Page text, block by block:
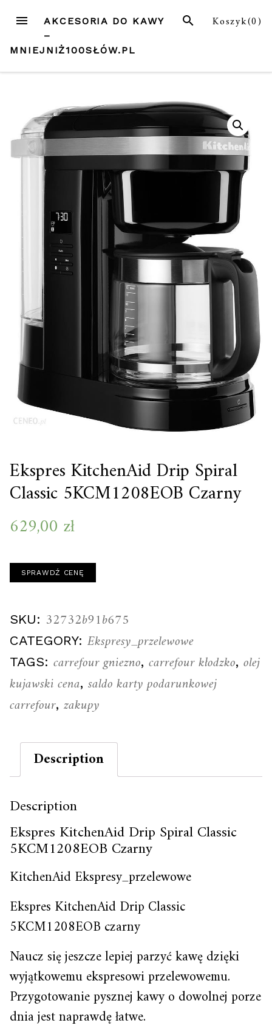
treści
MENU Koszyk(0)
SZUKAJ
AKCESORIA DO KAWY
–
MNIEJNIŻ100SŁÓW.PL
Ekspres KitchenAid Drip Spiral
Classic 5KCM1208EOB Czarny
629,00 zł
SPRAWDŹ CENĘ
SKU: 32732b91b675
CATEGORY: Ekspresy_przelewowe
TAGS: carrefour gniezno, carrefour kłodzko, olej
kujawski cena, saldo karty podarunkowej
carrefour, zakupy
Description
Description
Ekspres KitchenAid Drip Spiral Classic
5KCM1208EOB Czarny
KitchenAid Ekspresy_przelewowe
Ekspres KitchenAid Drip Classic
5KCM1208EOB czarny
Naucz się jeszcze lepiej parzyć kawę dzięki
wyjątkowemu ekspresowi przelewowemu.
Przygotowanie pysznej kawy o dowolnej porze
dnia jest naprawdę łatwe.